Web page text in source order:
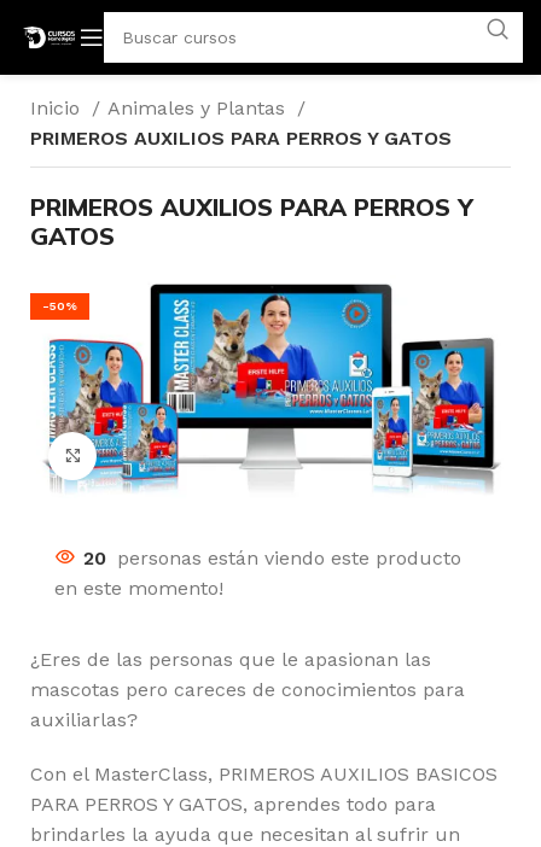
Inicio
Animales y Plantas
PRIMEROS AUXILIOS PARA PERROS Y GATOS
PRIMEROS AUXILIOS PARA PERROS Y
GATOS
-50%
Click para agrandar
20 personas están viendo este producto
en este momento!
¿Eres de las personas que le apasionan las
mascotas pero careces de conocimientos para
auxiliarlas?
Con el MasterClass, PRIMEROS AUXILIOS BASICOS
PARA PERROS Y GATOS, aprendes todo para
brindarles la ayuda que necesitan al sufrir un